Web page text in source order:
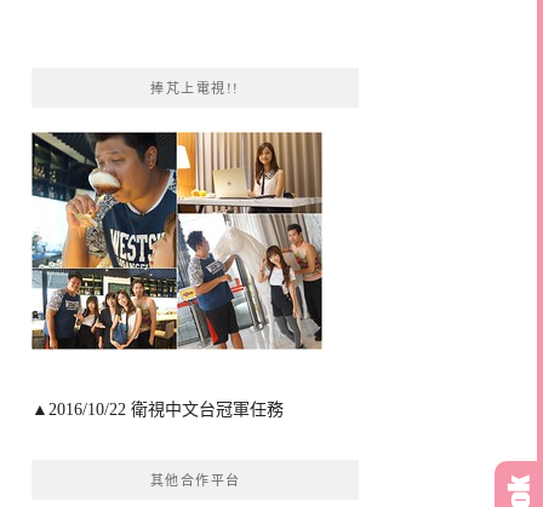
捧芃上電視!!
▲2016/10/22 衛視中文台冠軍任務
其他合作平台